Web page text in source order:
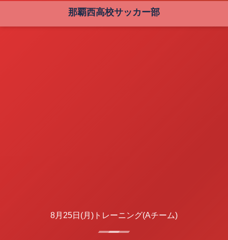
那覇西高校サッカー部
8月25日(月)トレーニング(Aチーム)